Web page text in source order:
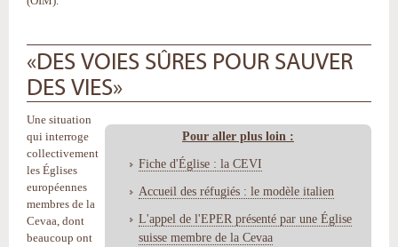
«DES VOIES SÛRES POUR SAUVER
DES VIES»
Pour aller plus loin :
Fiche d'Église : la CEVI
Accueil des réfugiés : le modèle italien
L'appel de l'EPER présenté par une Église
suisse membre de la Cevaa
Une situation
qui interroge
collectivement
les Églises
européennes
membres de la
Cevaa, dont
beaucoup ont